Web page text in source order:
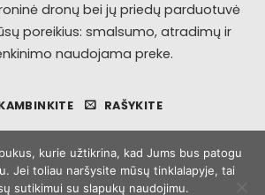
dronų bei jų priedų parduotuvė
poreikius: smalsumo, atradimų ir
naudojama preke.
RAŠYKITE
Visa MasterCard
Bank
kurie užtikrina, kad Jums bus patogu
Jei toliau naršysite mūsų tinklalapyje, tai
sutikimui su slapukų naudojimu.